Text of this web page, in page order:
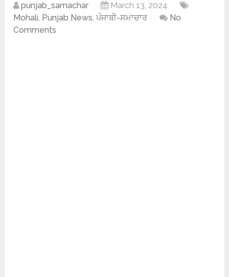
punjab_samachar
March 13, 2024
Mohali, Punjab News,ਪੰਜਾਬੀ-ਸਮਾਚਾਰ
No
Comments